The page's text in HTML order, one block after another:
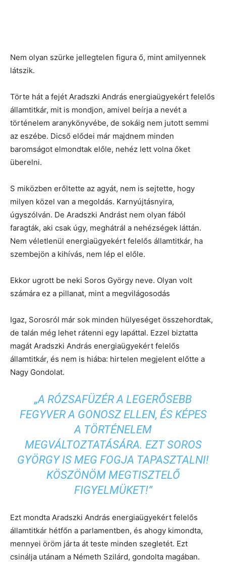
Nem olyan szürke jellegtelen figura ő, mint amilyennek
látszik.
Törte hát a fejét Aradszki András energiaügyekért felelős
államtitkár, mit is mondjon, amivel beírja a nevét a
történelem aranykönyvébe, de sokáig nem jutott semmi
az eszébe. Dicső elődei már majdnem minden
baromságot elmondtak előle, nehéz lett volna őket
überelni.
S miközben erőltette az agyát, nem is sejtette, hogy
milyen közel van a megoldás. Karnyújtásnyira,
úgyszólván. De Aradszki Andrást nem olyan fából
faragták, aki csak úgy, meghátrál a nehézségek láttán.
Nem véletlenül energiaügyekért felelős államtitkár, ha
szembejön a kihívás, nem lép el előle.
Ekkor ugrott be neki Soros György neve. Olyan volt
számára ez a pillanat, mint a megvilágosodás
Igaz, Sorosról már sok minden hülyeséget összehordtak,
de talán még lehet rátenni egy lapáttal. Ezzel biztatta
magát Aradszki András energiaügyekért felelős
államtitkár, és nem is hiába: hirtelen megjelent előtte a
Nagy Gondolat.
„A RÓZSAFÜZÉR A LEGERŐSEBB
FEGYVER A GONOSZ ELLEN, ÉS KÉPES
A TÖRTÉNELEM
MEGVÁLTOZTATÁSÁRA. EZT SOROS
GYÖRGY IS MEG FOGJA TAPASZTALNI!
KÖSZÖNÖM MEGTISZTELŐ
FIGYELMÜKET!”
Ezt mondta Aradszki András energiaügyekért felelős
államtitkár hétfőn a parlamentben, és ahogy kimondta,
mennyei öröm járta át teste minden szegletét. Ezt
csinálja utánam a Németh Szilárd, gondolta magában.